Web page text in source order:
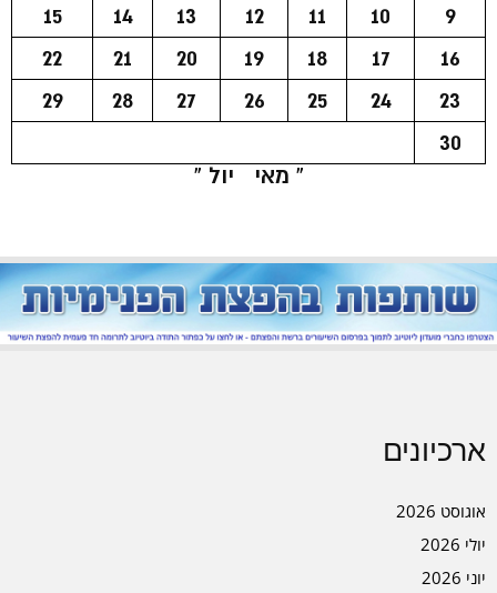
9
10
11
12
13
14
15
16
17
18
19
20
21
22
23
24
25
26
27
28
29
30
« מאי
יול »
ארכיונים
אוגוסט 2026
יולי 2026
יוני 2026